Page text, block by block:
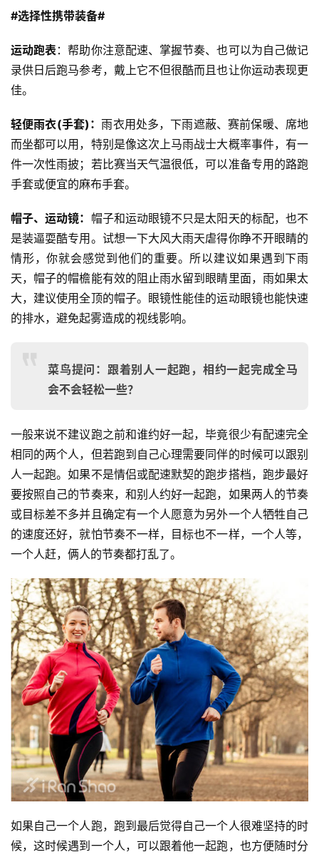
选
运
动
集
#选择性携带装备#
运动跑表 ：帮助你注意配速、掌握节奏、也可以为自己做记
录供日后跑马参考，戴上它不但很酷而且也让你运动表现更
佳。
轻便雨衣(手套)：雨衣用处多，下雨遮蔽、赛前保暖、席地
而坐都可以用，特别是像这次上马雨战士大概率事件，有一
件一次性雨披；若比赛当天气温很低，可以准备专用的路跑
手套或便宜的麻布手套。
帽子、运动镜： 帽子和运动眼镜不只是太阳天的标配，也不
是装逼耍酷专用。试想一下大风大雨天虐得你睁不开眼睛的
情形，你就会感觉到他们的重要。所以建议如果遇到下雨
天，帽子的帽檐能有效的阻止雨水留到眼睛里面，雨如果太
大，建议使用全顶的帽子。眼镜性能佳的运动眼镜也能快速
的排水，避免起雾造成的视线影响。
菜鸟提问：跟着别人一起跑，相约一起完成全马
会不会轻松一些？
一般来说不建议跑之前和谁约好一起，毕竟很少有配速完全
相同的两个人，但若跑到自己心理需要同伴的时候可以跟别
人一起跑。如果不是情侣或配速默契的跑步搭档，跑步最好
要按照自己的节奏来，和别人约好一起跑，如果两人的节奏
或目标差不多并且确定有一个人愿意为另外一个人牺牲自己
的速度还好，就怕节奏不一样，目标也不一样，一个人等，
一个人赶，俩人的节奏都打乱了。
如果自己一个人跑，跑到最后觉得自己一个人很难坚持的时
候，这时候遇到一个人，可以跟着他一起跑，也方便随时分